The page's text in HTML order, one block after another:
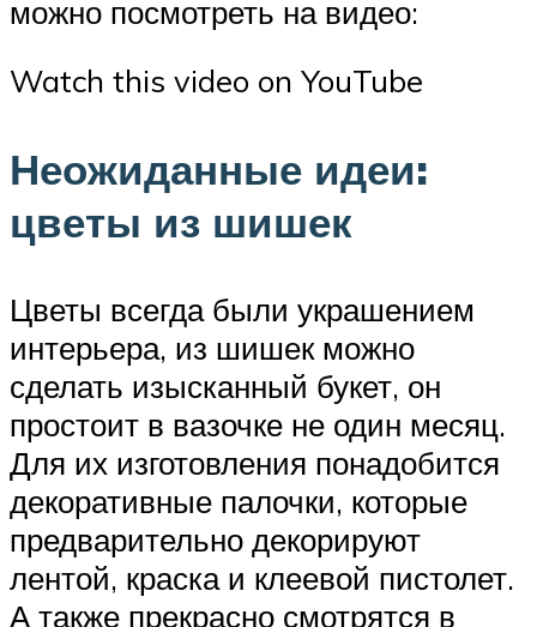
можно посмотреть на видео:
Watch this video on YouTube
Неожиданные идеи:
цветы из шишек
Цветы всегда были украшением
интерьера, из шишек можно
сделать изысканный букет, он
простоит в вазочке не один месяц.
Для их изготовления понадобится
декоративные палочки, которые
предварительно декорируют
лентой, краска и клеевой пистолет.
А также прекрасно смотрятся в